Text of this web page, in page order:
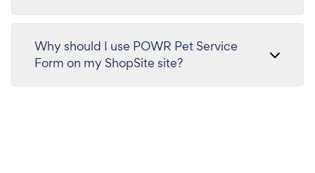
Why should I use POWR Pet Service
Form on my ShopSite site?